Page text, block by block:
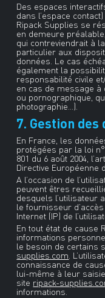
Des espaces
dans l’espace
Ripack Supplies se
en demeure
qui contreviendrait à
particulier aux
données. Le cas
également la
responsabilité civile
en cas de message à
ou pornographique,
photographie…).
7. Gestion
En France, les
protégées par la loi n°
801 du 6 août 2004,
Directive Européenne
A l’occasion de
peuvent êtres
desquels l’utilisateur
le fournisseur
Internet (IP) de
En tout état de cause
informations
le besoin de certains
supplies.com .
connaissance de
lui-même à leur
site ripack-
informations.